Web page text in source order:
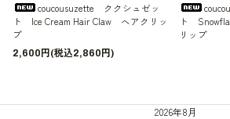
coucousuzette ククシュゼッ
ト Ice Cream Hair Claw ヘアクリッ
プ
2,600円(税込2,860円)
ト
リップ
2026年8月